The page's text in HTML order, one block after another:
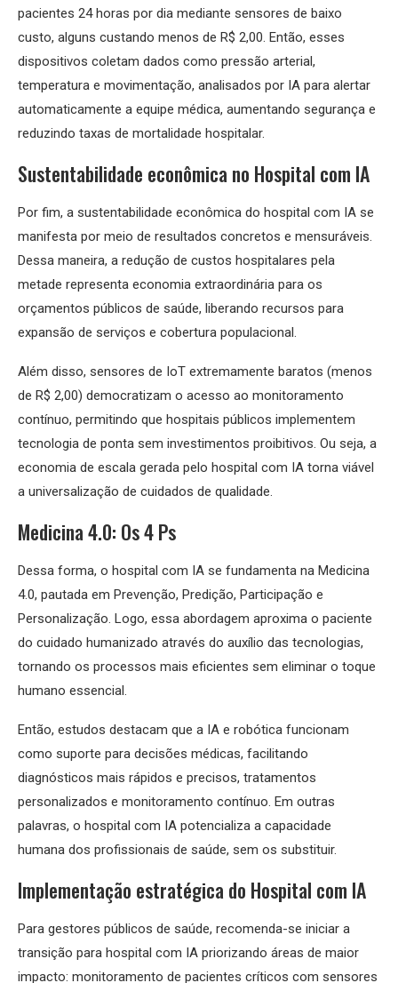
pacientes 24 horas por dia mediante sensores de baixo
custo, alguns custando menos de R$ 2,00. Então, esses
dispositivos coletam dados como pressão arterial,
temperatura e movimentação, analisados por IA para alertar
automaticamente a equipe médica, aumentando segurança e
reduzindo taxas de mortalidade hospitalar.
Sustentabilidade econômica no Hospital com IA
Por fim, a sustentabilidade econômica do hospital com IA se
manifesta por meio de resultados concretos e mensuráveis.
Dessa maneira, a redução de custos hospitalares pela
metade representa economia extraordinária para os
orçamentos públicos de saúde, liberando recursos para
expansão de serviços e cobertura populacional.
Além disso, sensores de IoT extremamente baratos (menos
de R$ 2,00) democratizam o acesso ao monitoramento
contínuo, permitindo que hospitais públicos implementem
tecnologia de ponta sem investimentos proibitivos. Ou seja, a
economia de escala gerada pelo hospital com IA torna viável
a universalização de cuidados de qualidade.
Medicina 4.0: Os 4 Ps
Dessa forma, o hospital com IA se fundamenta na Medicina
4.0, pautada em Prevenção, Predição, Participação e
Personalização. Logo, essa abordagem aproxima o paciente
do cuidado humanizado através do auxílio das tecnologias,
tornando os processos mais eficientes sem eliminar o toque
humano essencial.
Então, estudos destacam que a IA e robótica funcionam
como suporte para decisões médicas, facilitando
diagnósticos mais rápidos e precisos, tratamentos
personalizados e monitoramento contínuo. Em outras
palavras, o hospital com IA potencializa a capacidade
humana dos profissionais de saúde, sem os substituir.
Implementação estratégica do Hospital com IA
Para gestores públicos de saúde, recomenda-se iniciar a
transição para hospital com IA priorizando áreas de maior
impacto: monitoramento de pacientes críticos com sensores